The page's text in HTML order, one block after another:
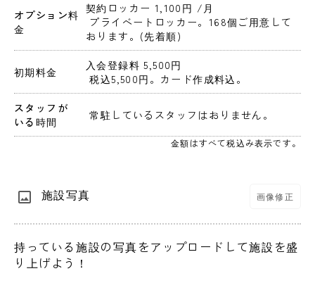
オプション料
金
契約ロッカー 1,100円 /月
おります。(先着順)
初期料金
入会登録料 5,500円
税込5,500円。カード作成料込。
スタッフが
いる時間
常駐しているスタッフはおりません。
金額はすべて税込み表示です。
施設写真 画像修正
持っている施設の写真をアップロードして施設を盛
り上げよう！